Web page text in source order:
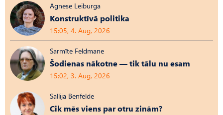
Agnese Leiburga
Konstruktīvā politika
15:05, 4. Aug, 2026
Sarmīte Feldmane
Šodienas nākotne — tik tālu nu esam
15:02, 3. Aug, 2026
Sallija Benfelde
Cik mēs viens par otru zinām?